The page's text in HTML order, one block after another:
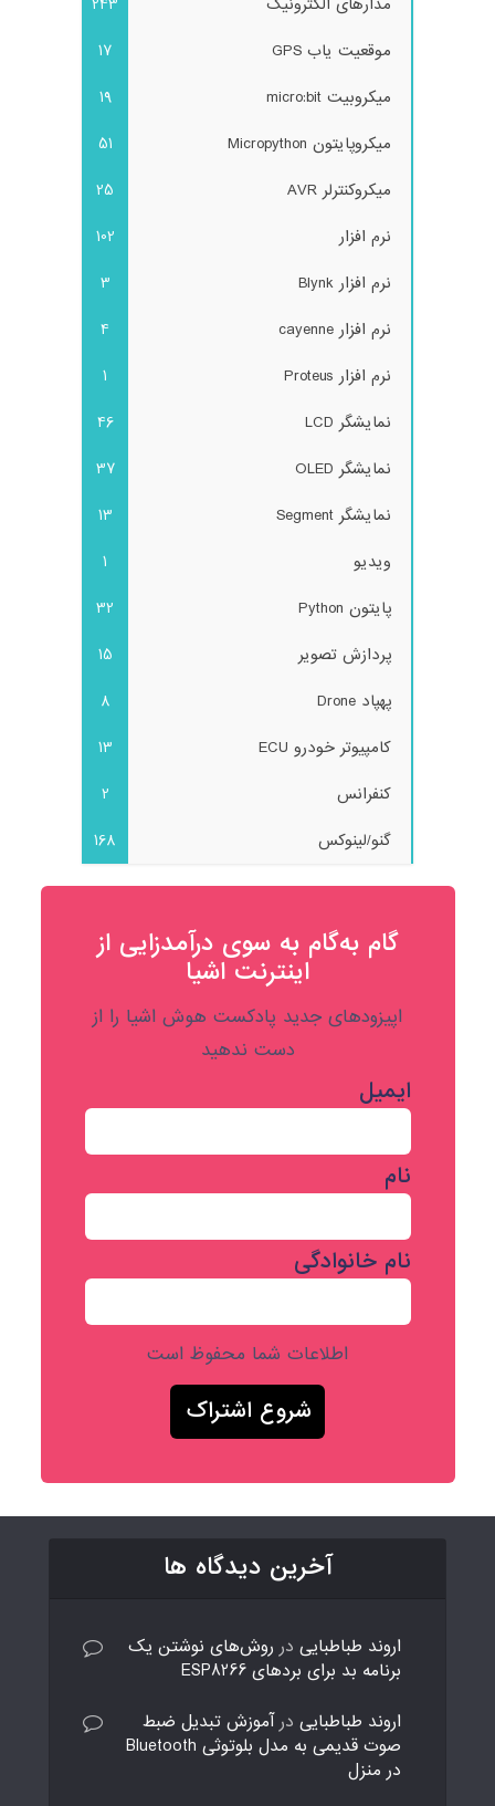
موقعیت یاب GPS
17
میکروبیت micro:bit
19
میکروپایتون Micropython
51
میکروکنترلر AVR
25
نرم افزار
102
نرم افزار Blynk
3
نرم افزار cayenne
4
نرم افزار Proteus
1
نمایشگر LCD
46
نمایشگر OLED
37
نمایشگر Segment
13
ویدیو
1
پایتون Python
32
پردازش تصویر
15
پهپاد Drone
8
کامپیوتر خودرو ECU
13
کنفرانس
2
گنو/لینوکس
168
گام به‌گام به‌ سوی درآمدزایی از
اینترنت اشیا
اپیزودهای جدید پادکست هوش اشیا را از
دست ندهید
ایمیل
نام
نام خانوادگی
اطلاعات شما محفوظ است
آخرین دیدگاه ها
اروند طباطبایی در روش‌های نوشتن یک
برنامه بد برای بردهای ESP8266
اروند طباطبایی درآموزش تبدیل ضبط
صوت قدیمی به مدل بلوتوثی Bluetooth
در منزل